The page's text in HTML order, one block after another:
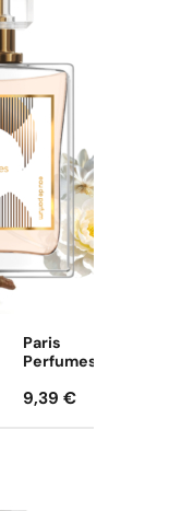
Paris
Perfumes
9,39€